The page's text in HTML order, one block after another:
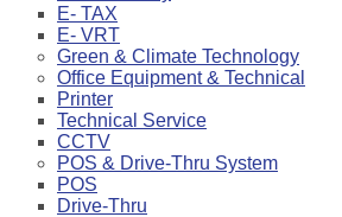
E- TAX
E- VRT
Green & Climate Technology
Office Equipment & Technical
Printer
Technical Service
CCTV
POS & Drive-Thru System
POS
Drive-Thru